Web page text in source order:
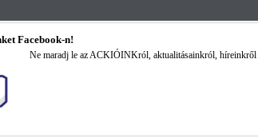
Facebook-n!
Ne maradj le az ACKIÓINKról, aktualitásainkról, híreinkről